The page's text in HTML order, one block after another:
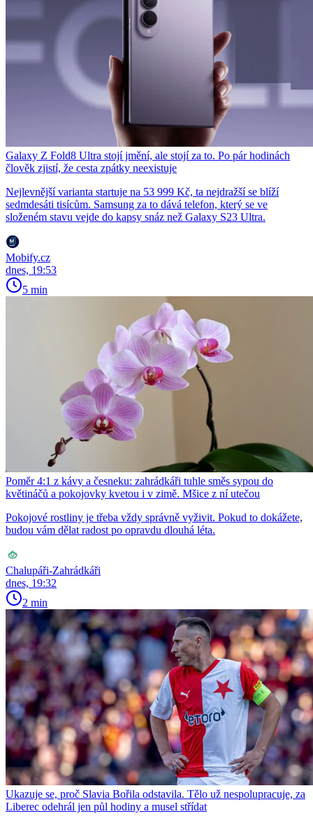
Galaxy Z Fold8 Ultra stojí jmění, ale stojí za to. Po pár hodinách
člověk zjistí, že cesta zpátky neexistuje
Nejlevnější varianta startuje na 53 999 Kč, ta nejdražší se blíží
sedmdesáti tisícům. Samsung za to dává telefon, který se ve
složeném stavu vejde do kapsy snáz než Galaxy S23 Ultra.
Mobify.cz
dnes, 19:53
5 min
Poměr 4:1 z kávy a česneku: zahrádkáři tuhle směs sypou do
květináčů a pokojovky kvetou i v zimě. Mšice z ní utečou
Pokojové rostliny je třeba vždy správně vyživit. Pokud to dokážete,
budou vám dělat radost po opravdu dlouhá léta.
Chalupáři-Zahrádkáři
dnes, 19:32
2 min
Ukazuje se, proč Slavia Bořila odstavila. Tělo už nespolupracuje, za
Liberec odehrál jen půl hodiny a musel střídat